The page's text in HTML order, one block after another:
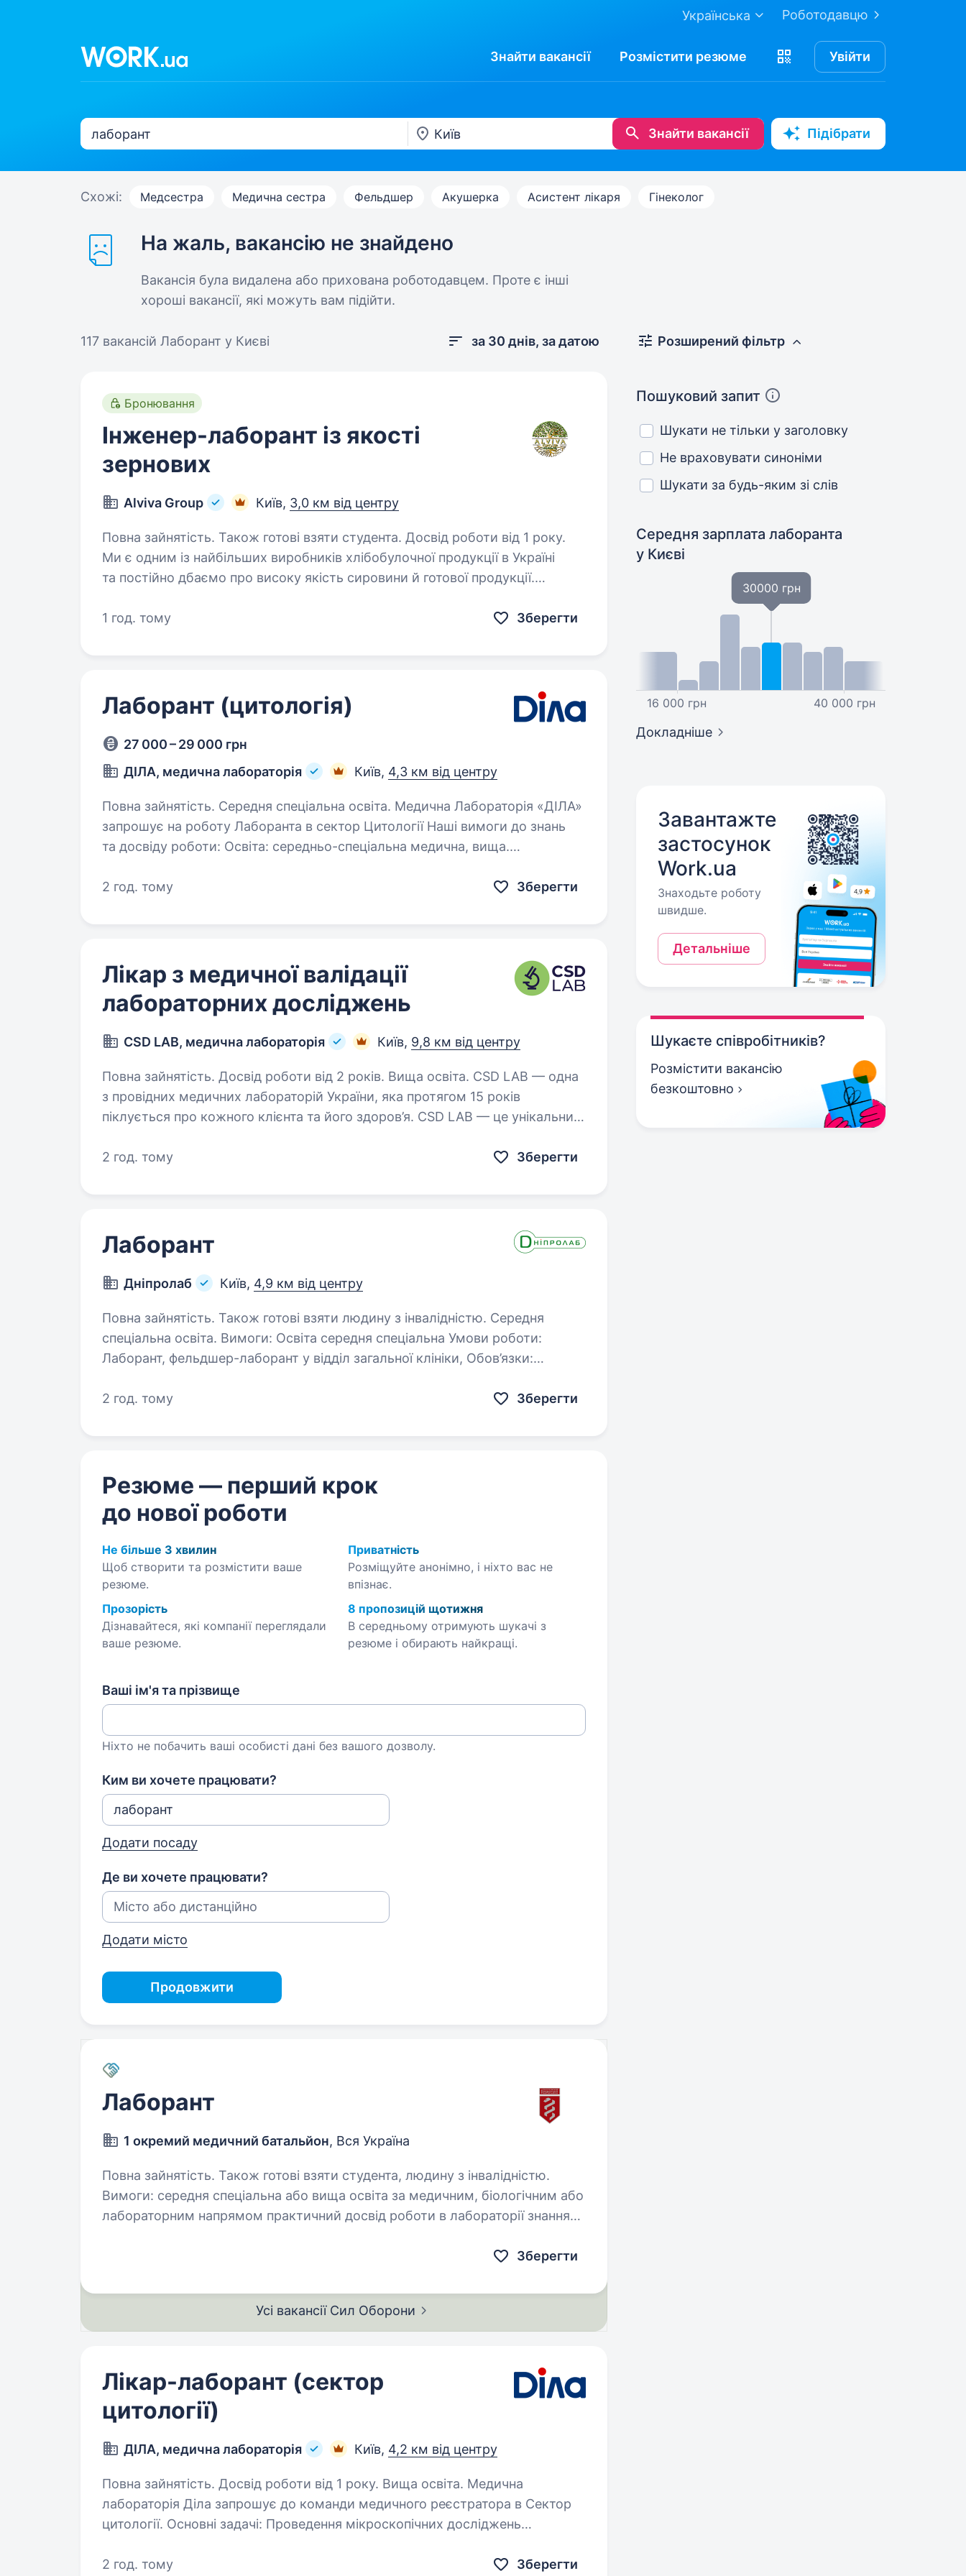
Роботодавцю
Українська
Знайти вакансії Розмістити резюме Увійти
Знайти вакансії Підібрати
Схожі: Медсестра Медична сестра Фельдшер Акушерка Асистент лікаря Гінеколог
На жаль, вакансію не знайдено
Вакансія була видалена або прихована роботодавцем. Проте є інші
хороші вакансії, які можуть вам підійти.
117 вакансій Лаборант у Києві за 30 днів, за датою
Бронювання
Інженер-лаборант із якості
зернових
Alviva Group Київ, 3,0 км від центру
Повна зайнятість. Також готові взяти студента. Досвід роботи від 1 року.
Ми є одним із найбільших виробників хлібобулочної продукції в Україні
та постійно дбаємо про високу якість сировини й готової продукції.
та продуктів…
1 год. тому Зберегти
Лаборант (цитологія)
27 000 – 29 000 грн
ДІЛА, медична лабораторія
Київ, 4,3 км від центру
Повна зайнятість. Середня спеціальна освіта. Медична Лабораторія «ДІЛА»
запрошує на роботу Лаборанта в сектор Цитології Наші вимоги до знань
та досвіду роботи: Освіта: середньо-спеціальна медична, вища.
2 год. тому
Зберегти
Лікар з медичної валідації
лабораторних досліджень
CSD LAB, медична лабораторія Київ, 9,8 км від центру
Повна зайнятість. Досвід роботи від 2 років. Вища освіта. CSD LAB — одна
з провідних медичних лабораторій України, яка протягом 15 років
піклується про кожного клієнта та його здоров’я. CSD LAB — це унікальний
2 год. тому
Зберегти
Лаборант
Дніпролаб Київ, 4,9 км від центру
Повна зайнятість. Також готові взяти людину з інвалідністю. Середня
спеціальна освіта. Вимоги: Освіта середня спеціальна Умови роботи:
Лаборант, фельдшер-лаборант у відділ загальної клініки, Обов’язки:
на гематологічному аналізаторі;…
2 год. тому Зберегти
Резюме — перший крок
до нової роботи
Не більше 3 хвилин
Щоб створити та розмістити ваше
резюме.
Приватність
Розміщуйте анонімно, і ніхто вас не
впізнає.
Прозорість
Дізнавайтеся, які компанії переглядали
ваше резюме.
8 пропозицій щотижня
В середньому отримують шукачі з
резюме і обирають найкращі.
Ваші ім'я та прізвище
Ніхто не побачить ваші особисті дані без вашого дозволу.
Ким ви хочете працювати?
Додати посаду
Де ви хочете працювати?
Додати місто
Продовжити
Лаборант
1 окремий медичний батальйон, Вся Україна
Повна зайнятість. Також готові взяти студента, людину з інвалідністю.
Вимоги: середня спеціальна або вища освіта за медичним, біологічним або
лабораторним напрямом практичний досвід роботи в лабораторії знання
Зберегти
Усі вакансії Сил Оборони
Лікар-лаборант (сектор
цитології)
ДІЛА, медична лабораторія Київ, 4,2 км від центру
Повна зайнятість. Досвід роботи від 1 року. Вища освіта. Медична
лабораторія Діла запрошує до команди медичного реєстратора в Сектор
цитології. Основні задачі: Проведення мікроскопічних досліджень
2 год. тому
Зберегти
Розширений фільтр
Пошуковий запит
Шукати не тільки у заголовку
Не враховувати синоніми
Шукати за будь-яким зі слів
Середня зарплата лаборанта
у Києві
16 000 грн
30000 грн
40 000 грн
Докладніше
Завантажте
застосунок
Work.ua
Знаходьте роботу
швидше.
Детальніше
Шукаєте співробітників?
Розмістити вакансію
безкоштовно